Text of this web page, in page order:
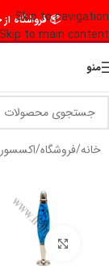
Skip to navigation
Skip to main content
📦 فروشگاه از چهارشنبه 14 مرداد تا
منو
خانه/فروشگاه/
برای